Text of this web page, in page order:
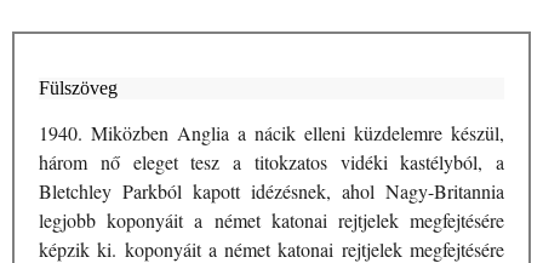
Fülszöveg
1940. ​Miközben Anglia a nácik elleni küzdelemre készül,
három nő eleget tesz a titokzatos vidéki kastélyból, a
Bletchley Parkból kapott idézésnek, ahol Nagy-Britannia
legjobb koponyáit a német katonai rejtjelek megfejtésére
képzik ki. koponyáit a német katonai rejtjelek megfejtésére